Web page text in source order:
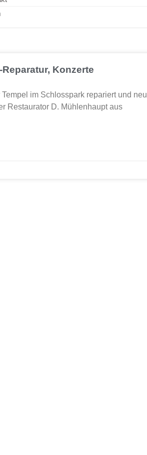
Konzerte
im Schlosspark repariert und neu
Restaurator D. Mühlenhaupt aus